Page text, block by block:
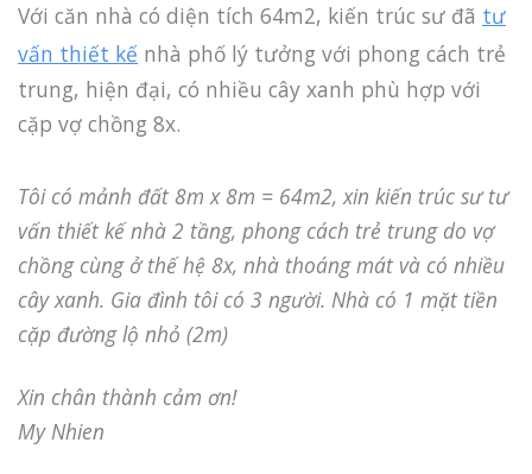
Với căn nhà có diện tích 64m2, kiến trúc sư đã tư
vấn thiết kế nhà phố lý tưởng với phong cách trẻ
trung, hiện đại, có nhiều cây xanh phù hợp với
cặp vợ chồng 8x.
Tôi có mảnh đất 8m x 8m = 64m2, xin kiến trúc sư tư
vấn thiết kế nhà 2 tầng, phong cách trẻ trung do vợ
chồng cùng ở thế hệ 8x, nhà thoáng mát và có nhiều
cây xanh. Gia đình tôi có 3 người. Nhà có 1 mặt tiền
cặp đường lộ nhỏ (2m)
Xin chân thành cảm ơn!
My Nhien